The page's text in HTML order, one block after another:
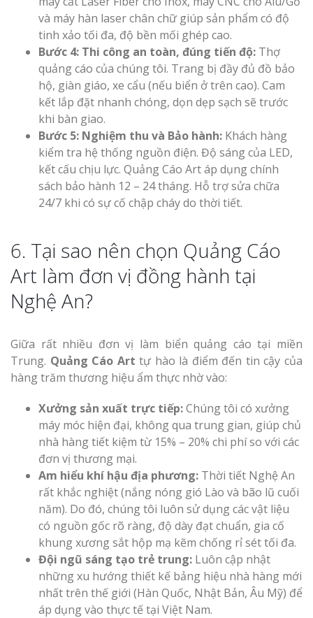
và máy hàn laser chân chữ giúp sản phẩm có độ
tinh xảo tối đa, độ bền mối ghép cao.
Bước 4: Thi công an toàn, đúng tiến độ: Thợ
quảng cáo của chúng tôi. Trang bị đầy đủ đồ bảo
hộ, giàn giáo, xe cẩu (nếu biển ở trên cao). Cam
kết lắp đặt nhanh chóng, dọn dẹp sạch sẽ trước
khi bàn giao.
Bước 5: Nghiệm thu và Bảo hành: Khách hàng
kiểm tra hệ thống nguồn điện. Độ sáng của LED,
kết cấu chịu lực. Quảng Cáo Art áp dụng chính
sách bảo hành 12 – 24 tháng. Hỗ trợ sửa chữa
24/7 khi có sự cố chập cháy do thời tiết.
6. Tại sao nên chọn Quảng Cáo
Art làm đơn vị đồng hành tại
Nghệ An?
Giữa rất nhiều đơn vị làm biển quảng cáo tại miền
Trung. Quảng Cáo Art tự hào là điểm đến tin cậy của
hàng trăm thương hiệu ẩm thực nhờ vào:
Xưởng sản xuất trực tiếp:Chúng tôi có xưởng
máy móc hiện đại, không qua trung gian, giúp chủ
nhà hàng tiết kiệm từ 15% – 20% chi phí so với các
đơn vị thương mại.
Am hiểu khí hậu địa phương: Thời tiết Nghệ An
rất khắc nghiệt (nắng nóng gió Lào và bão lũ cuối
năm). Do đó, chúng tôi luôn sử dụng các vật liệu
có nguồn gốc rõ ràng, độ dày đạt chuẩn, gia cố
khung xương sắt hộp mạ kẽm chống rỉ sét tối đa.
Đội ngũ sáng tạo trẻ trung: Luôn cập nhật
những xu hướng thiết kế bảng hiệu nhà hàng mới
nhất trên thế giới (Hàn Quốc, Nhật Bản, Âu Mỹ) để
áp dụng vào thực tế tại Việt Nam.